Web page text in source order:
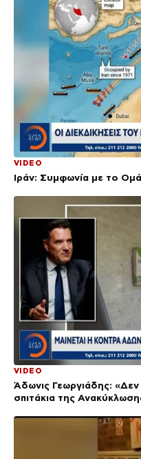
VIDEO
Ιράν: Συμφωνία με το
VIDEO
Άδωνις Γεωργιάδης:
σπιτάκια της